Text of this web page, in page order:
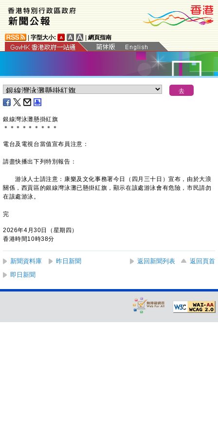
字型大小: 網頁指南
銀線灣泳灘懸掛紅旗
＊ ＊ ＊ ＊ ＊ ＊ ＊ ＊ ＊
電台及電視台當值宣布員注意：
請盡快播出下列特別報告：
游泳人士請注意：康樂及文化事務署今日（四月三十日）宣布，由於大浪
關係，西貢區的銀線灣泳灘已懸掛紅旗，顯示在該處游泳會有危險，市民請勿
在該處游泳。
完
2026年4月30日（星期四）
香港時間10時38分
新聞資料庫 昨日新聞 返回新聞列表
返回頁首
即日新聞